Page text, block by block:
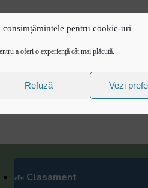
consimțămintele pentru cookie-uri
a oferi o experiență cât mai plăcută.
Refuză Vezi
Clasament
Neamt